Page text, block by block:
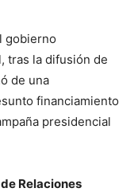
gobierno
tras la difusión de
de una
financiamiento
presidencial
Relaciones